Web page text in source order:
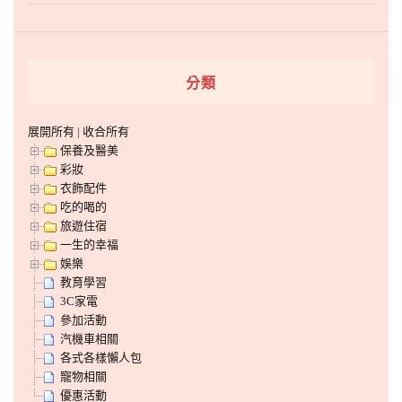
分類
展開所有 | 收合所有
保養及醫美
彩妝
衣飾配件
吃的喝的
旅遊住宿
一生的幸福
娛樂
教育學習
3C家電
參加活動
汽機車相關
各式各樣懶人包
寵物相關
優惠活動